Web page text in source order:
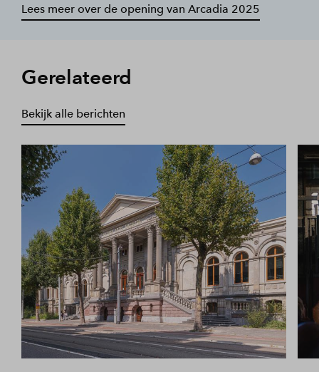
Lees meer over de opening van Arcadia 2025
Gerelateerd
Bekijk alle berichten